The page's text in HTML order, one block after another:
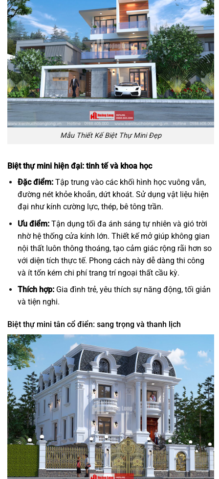
Mẫu Thiết Kế Biệt Thự Mini Đẹp
Biệt thự mini hiện đại: tinh tế và khoa học
Đặc điểm:Tập trung vào các khối hình học vuông vắn,
đường nét khỏe khoắn, dứt khoát. Sử dụng vật liệu hiện
đại như kính cường lực, thép, bê tông trần.
Ưu điểm:Tận dụng tối đa ánh sáng tự nhiên và gió trời
nhờ hệ thống cửa kính lớn. Thiết kế mở giúp không gian
nội thất luôn thông thoáng, tạo cảm giác rộng rãi hơn so
với diện tích thực tế. Phong cách này dễ dàng thi công
và ít tốn kém chi phí trang trí ngoại thất cầu kỳ.
Thích hợp:Gia đình trẻ, yêu thích sự năng động, tối giản
và tiện nghi.
Biệt thự mini tân cổ điển: sang trọng và thanh lịch